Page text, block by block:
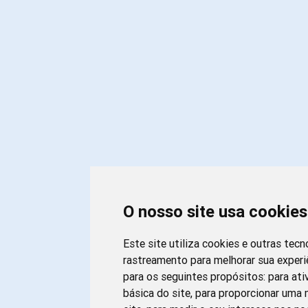
O nosso site usa cookies
Este site utiliza cookies e outras
rastreamento para melhorar sua
para os seguintes propósitos:para
básica do site,para proporcionar uma